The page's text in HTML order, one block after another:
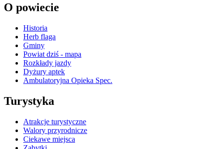
O powiecie
Historia
Herb flaga
Gminy
Powiat dziś - mapa
Rozkłady jazdy
Dyżury aptek
Ambulatoryjna Opieka Spec.
Turystyka
Atrakcje turystyczne
Walory przyrodnicze
Ciekawe miejsca